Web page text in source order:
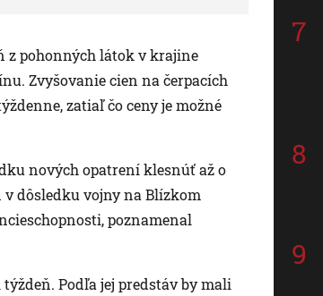
z pohonných látok v krajine
Zvyšovanie cien na čerpacích
zatiaľ čo ceny je možné
nových opatrení klesnúť až o
v dôsledku vojny na Blízkom
poznamenal
Podľa jej predstáv by mali